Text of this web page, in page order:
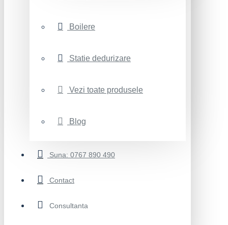
Boilere
Statie dedurizare
Vezi toate produsele
Blog
Suna: 0767 890 490
Contact
Consultanta